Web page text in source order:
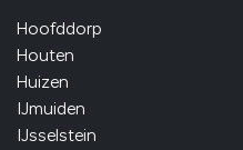
Hoofddorp
Houten
Huizen
IJmuiden
IJsselstein